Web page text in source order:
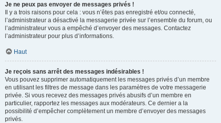
Je ne peux pas envoyer de messages privés !
Il y a trois raisons pour cela : vous n’êtes pas enregistré et/ou connecté,
l’administrateur a désactivé la messagerie privée sur l’ensemble du forum, ou
l’administrateur vous a empêché d’envoyer des messages. Contactez
l’administrateur pour plus d’informations.
Haut
Je reçois sans arrêt des messages indésirables !
Vous pouvez supprimer automatiquement les messages privés d’un membre
en utilisant les filtres de message dans les paramètres de votre messagerie
privée. Si vous recevez des messages privés abusifs d’un membre en
particulier, rapportez les messages aux modérateurs. Ce dernier a la
possibilité d’empêcher complètement un membre d’envoyer des messages
privés.